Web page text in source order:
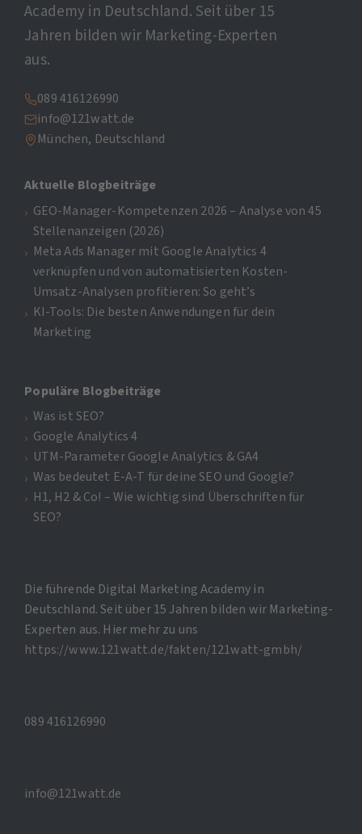
Academy in Deutschland. Seit über 15
Jahren bilden wir Marketing-Experten
aus.
089 416126990
info@121watt.de
München, Deutschland
Aktuelle Blogbeiträge
GEO-Manager-Kompetenzen 2026 – Analyse von 45
Stellenanzeigen (2026)
Meta Ads Manager mit Google Analytics 4
verknüpfen und von automatisierten Kosten-
Umsatz-Analysen profitieren: So geht’s
KI-Tools: Die besten Anwendungen für dein
Marketing
Populäre Blogbeiträge
Was ist SEO?
Google Analytics 4
UTM-Parameter Google Analytics & GA4
Was bedeutet E-A-T für deine SEO und Google?
H1, H2 & Co! – Wie wichtig sind Überschriften für
SEO?
Die führende Digital Marketing Academy in
Deutschland. Seit über 15 Jahren bilden wir Marketing-
Experten aus. Hier mehr zu uns
https://www.121watt.de/fakten/121watt-gmbh/
089 416126990
info@121watt.de